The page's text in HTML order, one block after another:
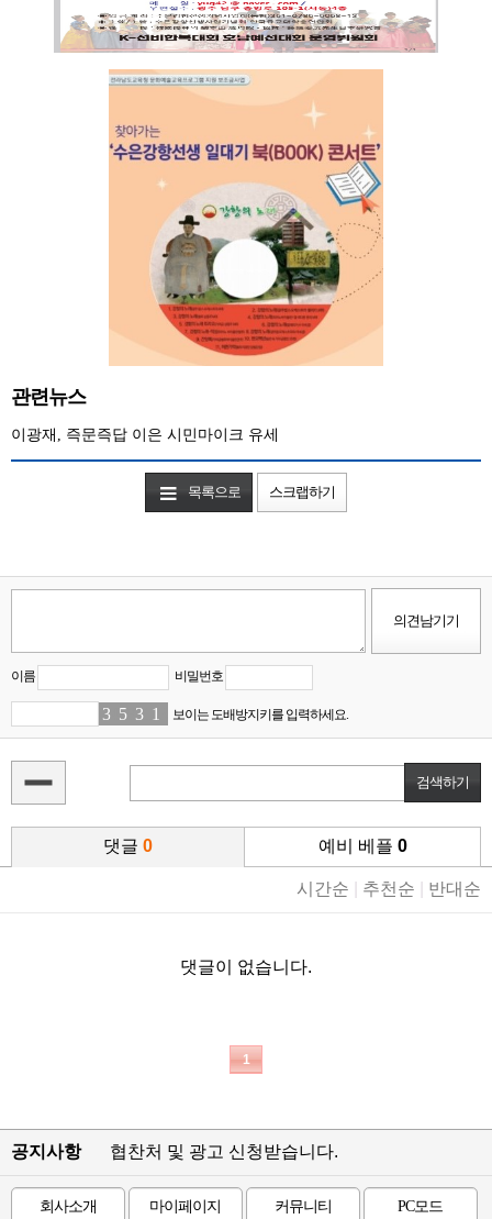
관련뉴스
이광재, 즉문즉답 이은 시민마이크 유세
목록으로 스크랩하기
이름 비밀번호
3 58 31 1 보이는 도배방지키를 입력하세요.
댓글 0 예비 베플 0
시간순 추천순 반대순
댓글이 없습니다.
1
공지사항 협찬처 및 광고 신청받습니다.
회사소개 마이페이지 커뮤니티 PC모드